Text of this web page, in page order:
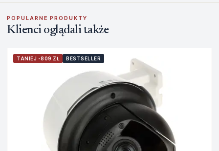
POPULARNE PRODUKTY
Klienci oglądali także
TANIEJ -809 ZŁ BESTSELLER